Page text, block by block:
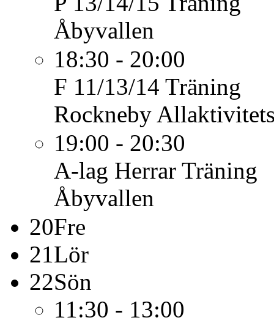
Åbyvallen
18:30 - 20:00
F 11/13/14 Träning
Rockneby
19:00 - 20:30
A-lag Herrar Träning
Åbyvallen
20Fre
21Lör
22Sön
11:30 - 13:00